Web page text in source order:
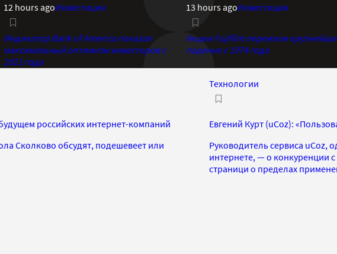
12 hours agoИнвестиции
Индикатор Bank of America показал
максимальный оптимизм инвесторов с
2021 года
13 hours agoИнвестиции
Акции Fujifilm пережили
падение с 1974 года
российских интернет-компаний
Сколково обсудят, подешевеет или
Технологии
Евгений Курт (uCoz):
Руководитель сервиса uCoz,
интернете, — о конкуренции
страници о пределах